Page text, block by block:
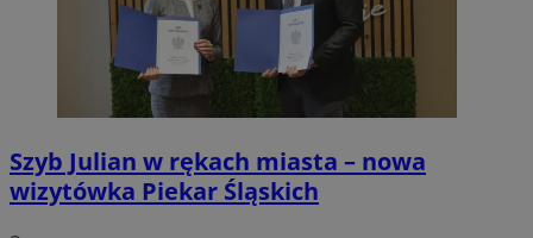
Szyb Julian w rękach miasta – nowa
wizytówka Piekar Śląskich